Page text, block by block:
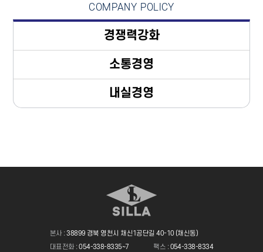
COMPANY POLICY
경쟁력강화
소통경영
내실경영
본사 :38899 경북 영천시 채신1공단길 40-10 (채신동)
대표전화 :054-338-8335~7 팩스 : 054-338-8334